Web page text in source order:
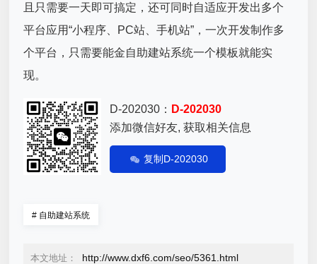
且只需要一天即可搞定，还可同时自适应开发出多个
平台应用“小程序、PC站、手机站”，一次开发制作多
个平台，只需要能金自助建站系统一个模板就能实
现。
D-202030： D-202030
添加微信好友, 获取相关信息
复制D-202030
# 自助建站系统
本文地址： http://www.dxf6.com/seo/5361.html